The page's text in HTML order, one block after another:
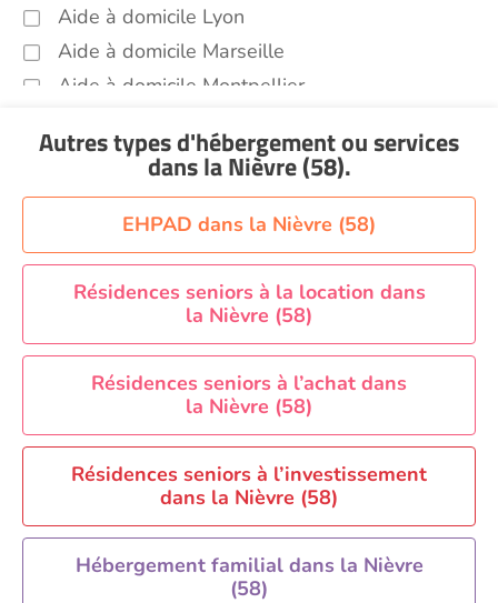
Aide à domicile Lyon
Aide à domicile Marseille
Aide à domicile Montpellier
Aide à domicile Nice
Aide à domicile Orléans
Aide à domicile Paris
Aide à domicile Perpignan
Aide à domicile Rennes
Aide à domicile Saint-Etienne
Aide à domicile Toulouse
Recherche par ville
Autres types d'hébergement ou services
dans la Nièvre (58).
EHPAD dans la Nièvre (58)
Résidences seniors à la location dans
la Nièvre (58)
Résidences seniors à l’achat dans
la Nièvre (58)
Résidences seniors à l’investissement
dans la Nièvre (58)
Hébergement familial dans la Nièvre
(58)